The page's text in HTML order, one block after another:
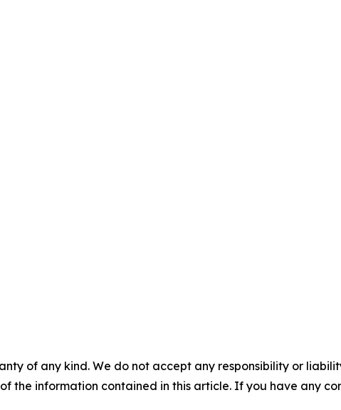
of any kind. We do not accept any responsibility or
the information contained in this article. If you have any